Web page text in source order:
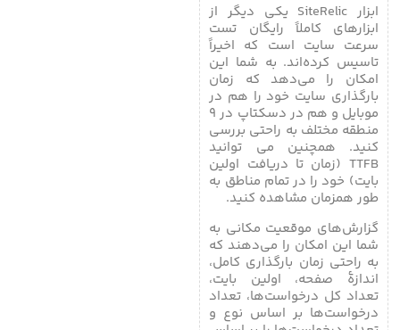
ابزار SiteRelic یکی دیگر از
ابزارهای کاملاً رایگان تست
سرعت سایت است که اخیراً
تاسیس کرده‌اند. به شما این
امکان را می‌دهد که زمان
بارگذاری سایت خود را هم در
موبایل و هم در دسکتاپ در ۹
منطقه مختلف به راحتی بررسی
کنید. همچنین می توانید
TTFB (زمان تا دریافت اولین
بایت) خود را در تمام مناطق به
طور همزمان مشاهده کنید.
گزارش‌های موقعیت مکانی به
شما این امکان را می‌دهند که
به راحتی زمان بارگذاری کامل،
اندازۀ صفحه، اولین بایت،
تعداد کل درخواست‌ها، تعداد
درخواست‌ها بر اساس نوع و